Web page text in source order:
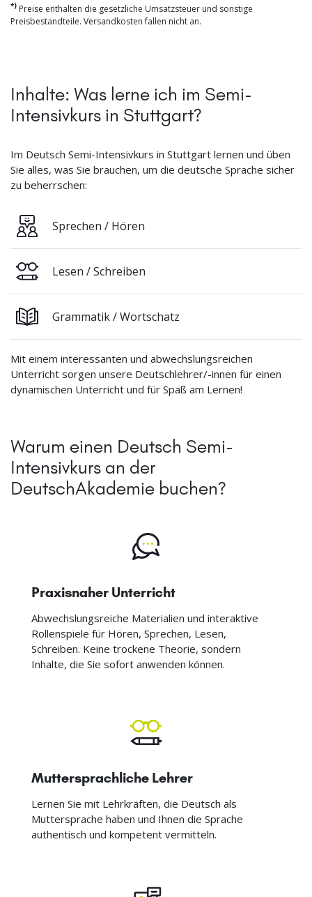
*) Preise enthalten die gesetzliche Umsatzsteuer und sonstige
Preisbestandteile. Versandkosten fallen nicht an.
Inhalte: Was lerne ich im Semi-
Intensivkurs in Stuttgart?
Im Deutsch Semi-Intensivkurs in Stuttgart lernen und üben
Sie alles, was Sie brauchen, um die deutsche Sprache sicher
zu beherrschen:
Sprechen / Hören
Lesen / Schreiben
Grammatik / Wortschatz
Mit einem interessanten und abwechslungsreichen
Unterricht sorgen unsere Deutschlehrer/-innen für einen
dynamischen Unterricht und für Spaß am Lernen!
Warum einen Deutsch Semi-
Intensivkurs an der
DeutschAkademie buchen?
Praxisnaher Unterricht
Abwechslungsreiche Materialien und interaktive
Rollenspiele für Hören, Sprechen, Lesen,
Schreiben. Keine trockene Theorie, sondern
Inhalte, die Sie sofort anwenden können.
Muttersprachliche Lehrer
Lernen Sie mit Lehrkräften, die Deutsch als
Muttersprache haben und Ihnen die Sprache
authentisch und kompetent vermitteln.